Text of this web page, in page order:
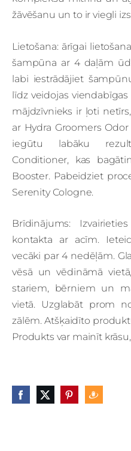
žāvēšanu un to ir viegli
Lietošana: ārīgai
šampūna ar 4 daļām
labi iestrādājiet
līdz veidojas
mājdzīvnieks ir ļoti
ar Hydra Groomers
iegūtu labāku
Conditioner, kas
Booster. Pabeidziet
Serenity Cologne.
Brīdinājums:
kontakta ar acīm.
vecāki par 4 nedēļām.
vēsā un vēdināmā
stariem, bērniem un
vietā. Uzglabāt prom
zālēm. Atšķaidīto
Produkts var mainīt